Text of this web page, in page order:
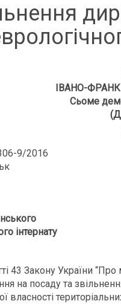
ІВАНО-
Сьоме
9/2016
інтернату
43 Закону України
на посаду та
власності